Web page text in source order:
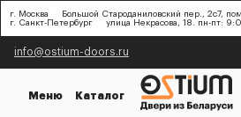
г. Москва
Большой Староданиловский пер., 2с7,
г. Санкт-Петербург
улица Некрасова, 18. пн-пт:
info@ostium-doors.ru
Меню Каталог